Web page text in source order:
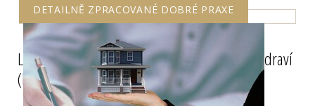
DETAILNĚ ZPRACOVANÉ DOBRÉ PRAXE
Liberecký kraj: Aplikace hodnocení vlivů na zdraví
(HIA) do strategických dokumentů